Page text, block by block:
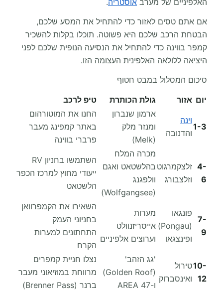
האלפיניים של מערב אוסטריה.
אם אתם טסים לאזור כדי להתחיל את המסע שלכם,
הבטחת הרכב שלכם היא פשוטה. תוכלו בקלות להשכיר
קמפר בווינה כדי להתחיל את הנסיעה הנופית שלכם לפני
היציאה ללולאה האלפינית העצומה הזו.
סיכום המסלול במבט חטוף
יום אזור גולת הכותרת טיפ לרכב
1-3
וינה
והדנובה
ארמון שנברון
ומנזר מלק
(Melk)
החנו את המוטורהום
באתר קמפינג מעבר
פרברי בווינה
4-
6
זלצקמרגוט
וזלצבורג
מכרה המלח
בהלשטאט ואגם
וולפגנג
(Wolfgangsee)
השתמשו בחניון RV
ייעודי מחוץ למרכז הכפר
הלשטאט
7-
9
פונגאו
(Pongau)
ופינצגאו
מערות
אייסריזנוולט
וערוצים אלפיניים
השאירו את הקמפרוואן
בחניוני העמק
התחתונים למערות
הקרח
10-
12
טירול
ואינסברוק
'גג הזהב'
(Golden Roof)
ו-AREA 47
נצלו חניית קמפרים
מרווחת במוזיאוני מעבר
ברנר (Brenner Pass)